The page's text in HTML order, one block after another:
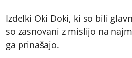
Izdelki Oki Doki, ki so bili
so zasnovani z mislijo na
ga prinašajo.